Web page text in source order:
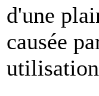
d'une
causée